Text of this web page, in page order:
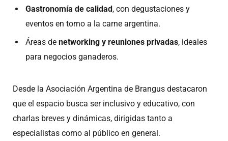
Gastronomía de calidad , con degustaciones y
eventos en torno a la carne argentina.
Áreas de networking y reuniones privadas, ideales
para negocios ganaderos.
Desde la Asociación Argentina de Brangus destacaron
que el espacio busca ser inclusivo y educativo, con
charlas breves y dinámicas, dirigidas tanto a
especialistas como al público en general.